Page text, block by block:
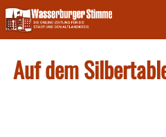
Skip
to
content
Auf dem